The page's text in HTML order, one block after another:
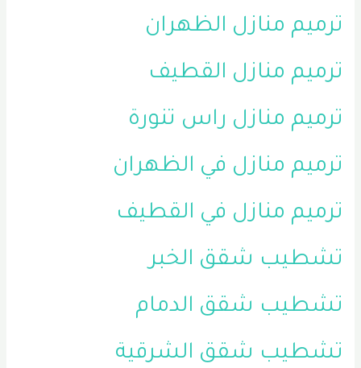
ترميم منازل الظهران
ترميم منازل القطيف
ترميم منازل راس تنورة
ترميم منازل في الظهران
ترميم منازل في القطيف
تشطيب شقق الخبر
تشطيب شقق الدمام
تشطيب شقق الشرقية